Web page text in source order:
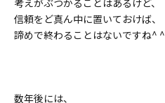
信頼をど真ん中に置いておけば、
諦めで終わることはないですね^ ^
数年後には、